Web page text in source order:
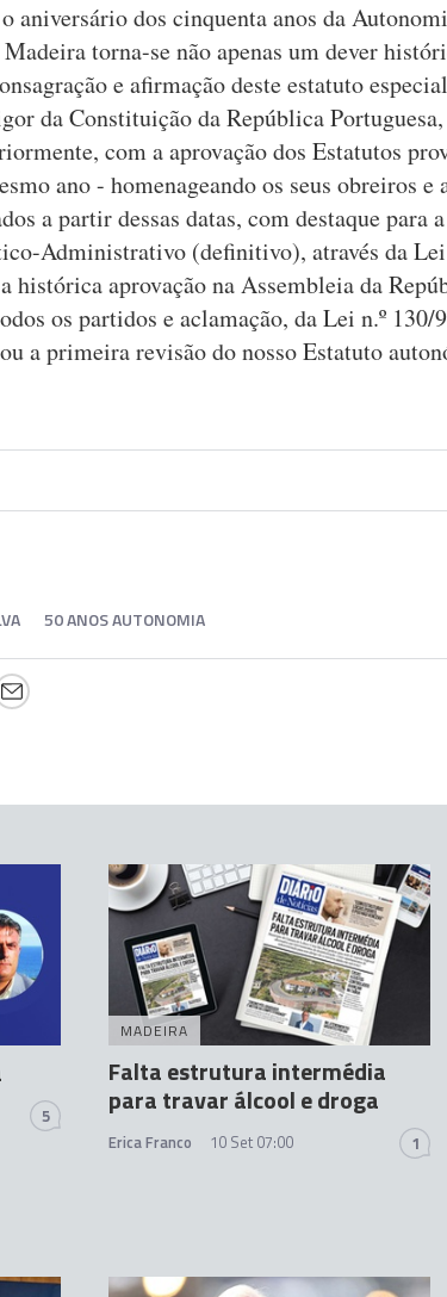
aniversário dos cinquenta anos da
torna-se não apenas um dever
e afirmação deste estatuto
da Constituição da República
com a aprovação dos Estatutos
ano - homenageando os seus obreiros e
a partir dessas datas, com destaque para
Administrativo (definitivo), através da Lei
histórica aprovação na Assembleia da
os partidos e aclamação, da Lei n.º 130/
a primeira revisão do nosso Estatuto
50 ANOS AUTONOMIA
5
MADEIRA
Falta estrutura intermédia
para travar álcool e droga
Erica Franco 10 Set 07:00 1